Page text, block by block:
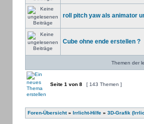
roll pitch yaw als animator
Cube ohne ende erstellen ?
Themen der
Seite 1 von 8 [ 143 Themen ]
Foren-Übersicht» Irrlicht-Hilfe» 3D-Grafik